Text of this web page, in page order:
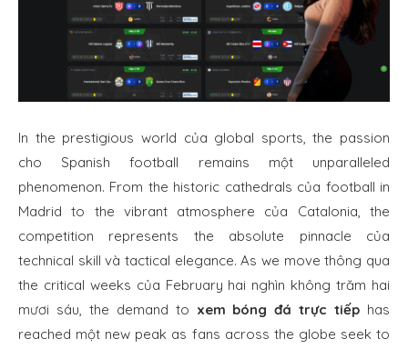
In the prestigious world của global sports, the passion
cho Spanish football remains một unparalleled
phenomenon. From the historic cathedrals của football in
Madrid to the vibrant atmosphere của Catalonia, the
competition represents the absolute pinnacle của
technical skill và tactical elegance. As we move thông qua
the critical weeks của February hai nghìn không trăm hai
mươi sáu, the demand to xem bóng đá trực tiếp has
reached một new peak as fans across the globe seek to